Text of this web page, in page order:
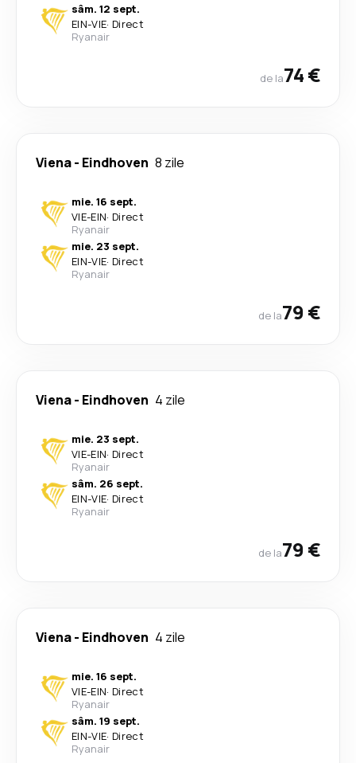
sâm. 12 sept.
EIN-VIE· Direct
Ryanair
de la74 €
Viena- Eindhoven 8 zile
mie. 16 sept.
VIE-EIN· Direct
Ryanair
mie. 23 sept.
EIN-VIE· Direct
Ryanair
de la79 €
Viena- Eindhoven 4 zile
mie. 23 sept.
VIE-EIN· Direct
Ryanair
sâm. 26 sept.
EIN-VIE· Direct
Ryanair
de la79 €
Viena- Eindhoven 4 zile
mie. 16 sept.
VIE-EIN· Direct
Ryanair
sâm. 19 sept.
EIN-VIE· Direct
Ryanair